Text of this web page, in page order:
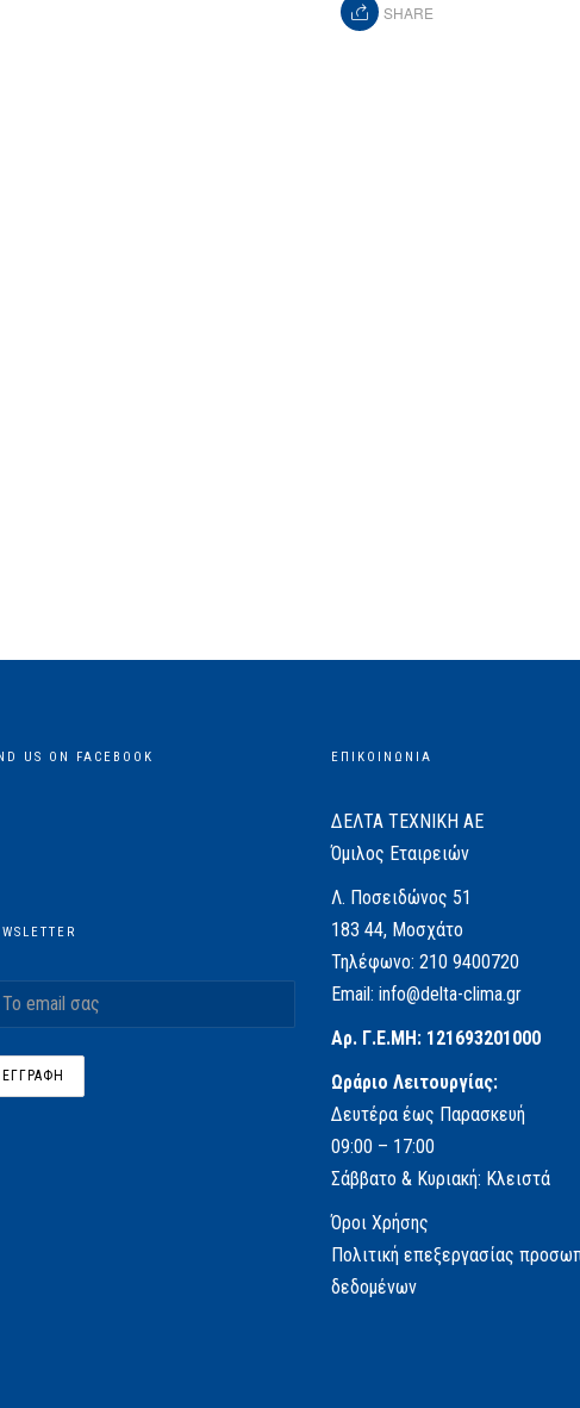
SHARE
US ON FACEBOOK ΕΠΙΚΟΙΝΩΝΙΑ
ΔΕΛΤΑ ΤΕΧΝΙΚΗ ΑΕ
Όμιλος Εταιρειών
Λ. Ποσειδώνος 51
183 44, Μοσχάτο
Τηλέφωνο: 210 9400720
Email: info@delta-clima.gr
Αρ. Γ.Ε.ΜΗ: 121693201000
Ωράριο Λειτουργίας:
Δευτέρα έως Παρασκευή
09:00 – 17:00
Σάββατο & Κυριακή: Κλειστά
Όροι Χρήσης
Πολιτική επεξεργασίας
δεδομένων